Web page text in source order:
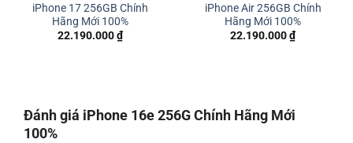
iPhone 17 256GB Chính
Hãng Mới 100%
22.190.000₫
iPhone Air 256GB Chính
Hãng Mới 100%
22.190.000₫
Đánh giá iPhone 16e 256G Chính Hãng Mới
100%